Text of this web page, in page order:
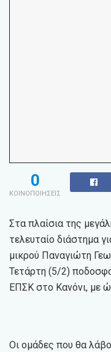
0
ΚΟΙΝΟΠΟΙΗΣΕΙΣ
Στα πλαίσια της
τελευταίο διάστημα
μικρού Παναγιώτη
Τετάρτη (5/2)
ΕΠΣΚ στο Κανόνι, με
Οι ομάδες που θα